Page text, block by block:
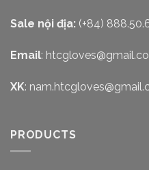
Sale nội địa: (+84)
Email:
XK:
PRODUCTS